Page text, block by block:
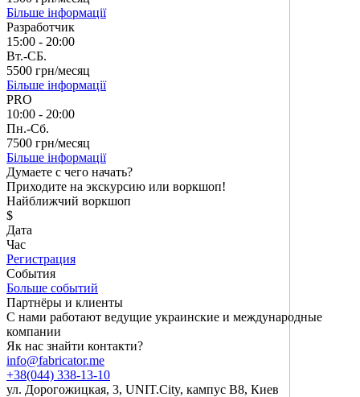
Більше інформації
Разработчик
15:00 - 20:00
Вт.-СБ.
5500 грн/месяц
Більше інформації
PRO
10:00 - 20:00
Пн.-Сб.
7500 грн/месяц
Більше інформації
Думаете с чего начать?
Приходите на экскурсию или воркшоп!
Найближчий воркшоп
$
Дата
Час
Регистрация
События
Больше событий
Партнёры и клиенты
С нами работают ведущие украинские и международные
компании
Як нас знайти контакти?
info@fabricator.me
+38(044) 338-13-10
ул. Дорогожицкая, 3, UNIT.City, кампус В8, Киев